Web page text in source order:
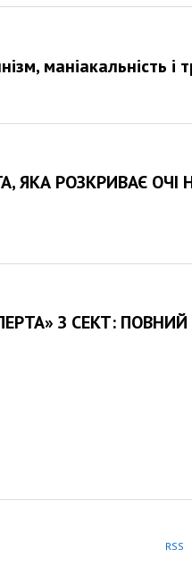
маніакальність і
ЯКА РОЗКРИВАЄ
З СЕКТ:
RSS